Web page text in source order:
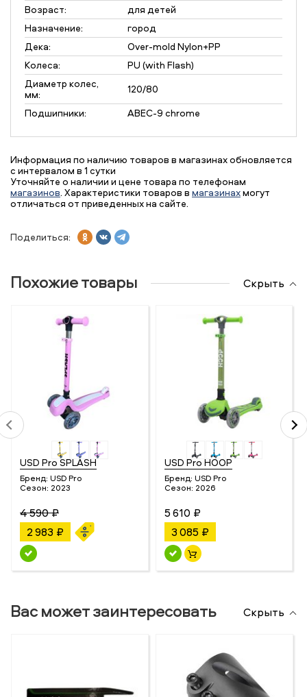
Возраст:
для детей
Назначение:
город
Дека:
Over-mold Nylon+PP
Колеса:
PU (with Flash)
Диаметр колес,
мм:
120/80
Подшипники:
ABEC-9 chrome
Информация по наличию товаров в магазинах обновляется
с интервалом в 1 сутки
Уточняйте о наличии и цене товара по телефонам
магазинов. Характеристики товаров в магазинахмогут
отличаться от приведенных на сайте.
Поделиться:
Похожие товары Скрыть
USD Pro SPLASH
Бренд: USD Pro
Сезон: 2023
4 590 ₽
2 983 ₽
USD Pro HOOP
Бренд: USD Pro
Сезон: 2026
5 610 ₽
3 085 ₽
Вас может заинтересовать Скрыть